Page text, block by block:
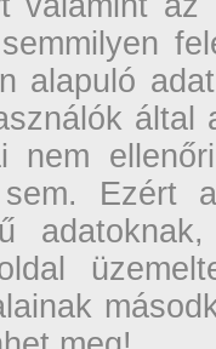
alapuló
nem
sem. Ezért